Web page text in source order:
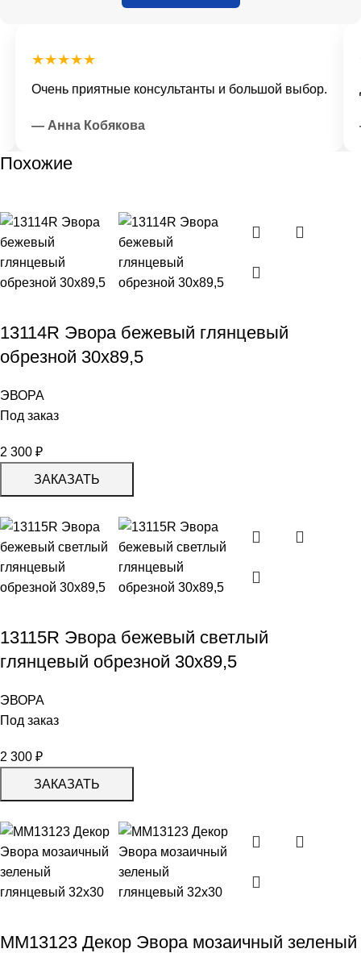
★★★★★
Очень приятные консультанты и большой выбор.
— Анна Кобякова
Похожие
13114R Эвора бежевый глянцевый
обрезной 30х89,5
ЭВОРА
Под заказ
2 300 ₽
ЗАКАЗАТЬ
13115R Эвора бежевый светлый
глянцевый обрезной 30х89,5
ЭВОРА
Под заказ
2 300 ₽
ЗАКАЗАТЬ
MM13123 Декор Эвора мозаичный зеленый